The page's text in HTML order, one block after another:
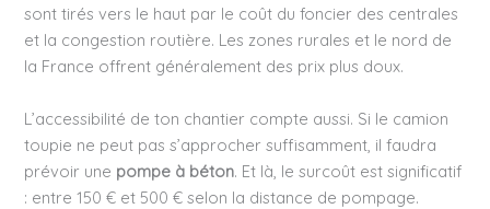
sont tirés vers le haut par le coût du foncier des centrales
et la congestion routière. Les zones rurales et le nord de
la France offrent généralement des prix plus doux.
L’accessibilité de ton chantier compte aussi. Si le camion
toupie ne peut pas s’approcher suffisamment, il faudra
prévoir une pompe à béton. Et là, le surcoût est significatif
: entre 150 € et 500 € selon la distance de pompage.